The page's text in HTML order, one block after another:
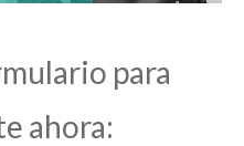
para
ahora: